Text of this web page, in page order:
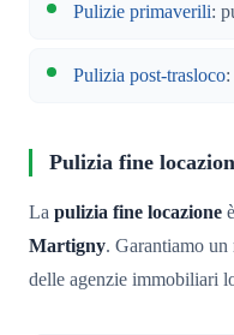
Pulizie primaverili:
Pulizia post-trasloco
Pulizia fine
La pulizia fine locazione
Martigny. Garantiamo un
delle agenzie immobiliari